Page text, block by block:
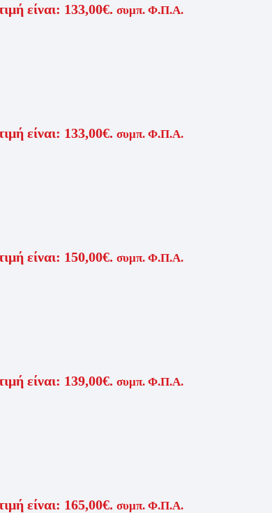
είναι: 133,00€. συμπ. Φ.Π.Α.
είναι: 133,00€. συμπ. Φ.Π.Α.
είναι: 150,00€. συμπ. Φ.Π.Α.
είναι: 139,00€. συμπ. Φ.Π.Α.
είναι: 165,00€. συμπ. Φ.Π.Α.